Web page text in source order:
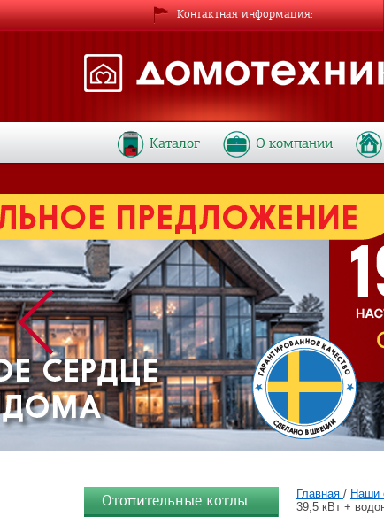
Главная / Наши
39,5 кВт +
Отопительные котлы
Каталог О компании
Контактная информация